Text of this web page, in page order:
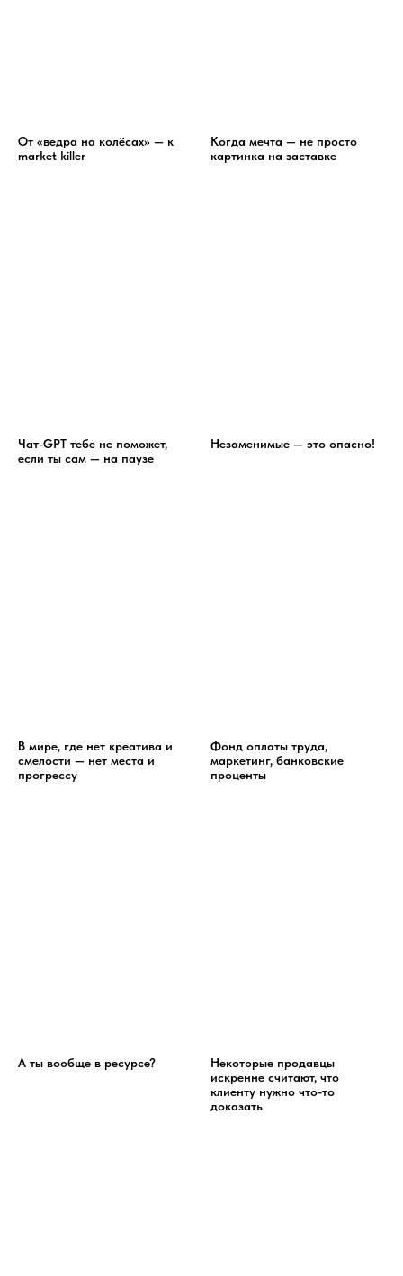
От «ведра на колёсах» — к
market killer
Когда мечта — не просто
картинка на заставке
Чат-GPT тебе не поможет,
если ты сам — на паузе
Незаменимые — это опасно!
В мире, где нет креатива и
смелости — нет места и
прогрессу
Фонд оплаты труда,
маркетинг, банковские
проценты
А ты вообще в ресурсе?
Некоторые продавцы
искренне считают, что
клиенту нужно что-то
доказать